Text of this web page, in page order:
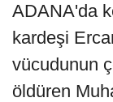
ADANA'da
kardeşi
vücudunun
öldüren